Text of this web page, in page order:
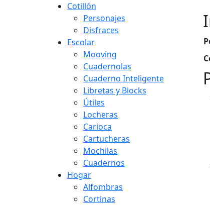
Cotillón
Personajes
Disfraces
Escolar
Mooving
Cuadernolas
Cuaderno Inteligente
Libretas y Blocks
Útiles
Locheras
Carioca
Cartucheras
Mochilas
Cuadernos
Hogar
Alfombras
Cortinas